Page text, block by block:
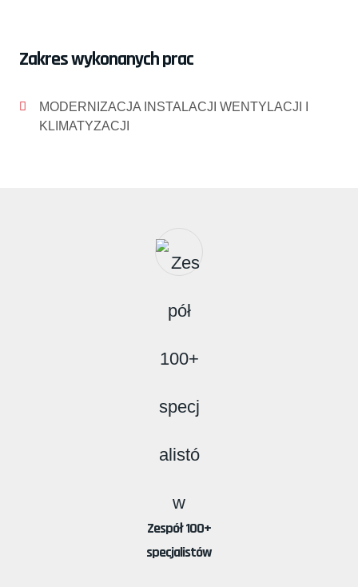
Zakres wykonanych prac
MODERNIZACJA INSTALACJI WENTYLACJI I
KLIMATYZACJI
Zespół 100+
specjalistów